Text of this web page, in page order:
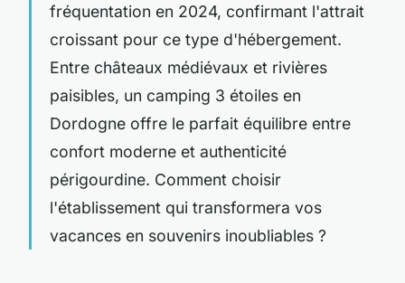
fréquentation en 2024, confirmant l'attrait
croissant pour ce type d'hébergement.
Entre châteaux médiévaux et rivières
paisibles, un camping 3 étoiles en
Dordogne offre le parfait équilibre entre
confort moderne et authenticité
périgourdine. Comment choisir
l'établissement qui transformera vos
vacances en souvenirs inoubliables ?